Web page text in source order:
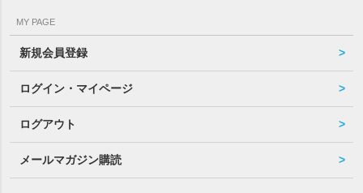
MY PAGE
新規会員登録
ログイン・マイページ
ログアウト
メールマガジン購読